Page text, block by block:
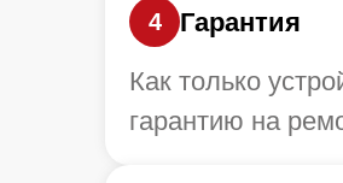
4
Гарантия
Как только
гарантию на